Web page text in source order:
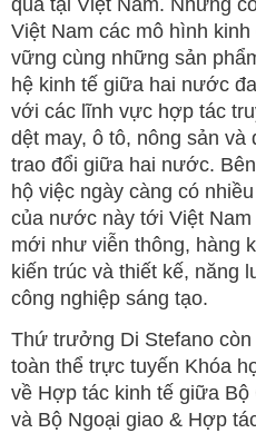
Việt Nam các mô hình
vững cùng những sản
hệ kinh tế giữa hai nước
với các lĩnh vực hợp tác
dệt may, ô tô, nông sản và
trao đổi giữa hai nước.
hộ việc ngày càng có
của nước này tới Việt
mới như viễn thông, hàng
kiến trúc và thiết kế, năng
công nghiệp sáng tạo.
Thứ trưởng Di Stefano
toàn thể trực tuyến Khóa
về Hợp tác kinh tế giữa
và Bộ Ngoại giao & Hợp